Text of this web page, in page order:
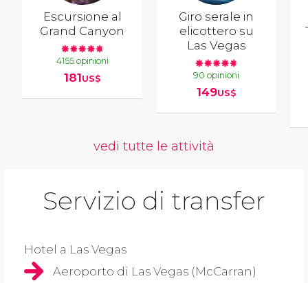
Escursione al
Grand Canyon
4155 opinioni
181US$
Giro serale in
elicottero su
Las Vegas
90 opinioni
149US$
vedi tutte le attività
Servizio di transfer
Hotel a Las Vegas
Aeroporto di Las Vegas (McCarran)